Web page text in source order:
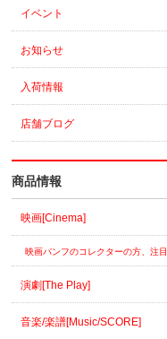
イベント
お知らせ
入荷情報
店舗ブログ
商品情報
映画[Cinema]
映画パンフのコレクターの方、注目
演劇[The Play]
音楽/楽譜[Music/SCORE]